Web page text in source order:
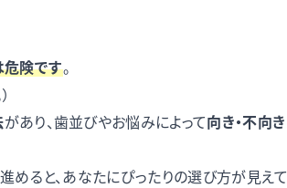
危険です。
があり、歯並びやお悩みによって向き・不向き
めると、あなたにぴったりの選び方が見えて